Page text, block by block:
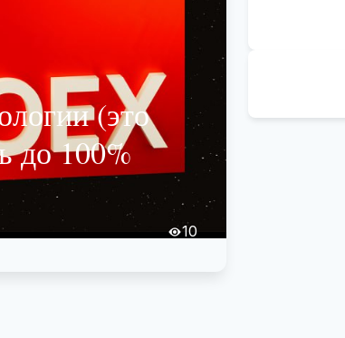
(это
до 100%
10